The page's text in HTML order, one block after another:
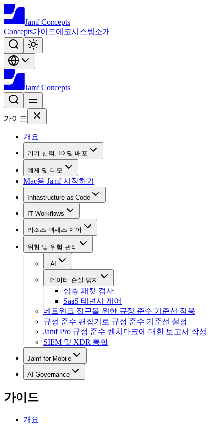
Jamf Concepts
Concepts가이드에코시스템소개
Jamf Concepts
가이드
개요
기기 신뢰, ID 및 배포
예제 및 데모
Mac용 Jamf 시작하기
Infrastructure as Code
IT Workflows
리소스 액세스 제어
위협 및 위험 관리
AI
데이터 손실 방지
심층 패킷 검사
SaaS 테넌시 제어
네트워크 접근을 위한 규정 준수 기준선 적용
규정 준수 편집기로 규정 준수 기준선 설정
Jamf Pro 규정 준수 벤치마크에 대한 보고서 작성
SIEM 및 XDR 통합
Jamf for Mobile
AI Governance
가이드
개요